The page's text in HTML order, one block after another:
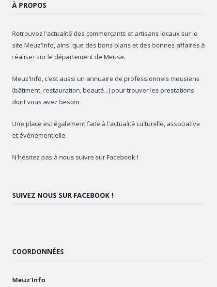
À PROPOS
Retrouvez l'actualité des commerçants et artisans locaux sur le
site Meuz'Info, ainsi que des bons plans et des bonnes affaires à
réaliser sur le département de Meuse.
Meuz'Info, c'est aussi un annuaire de professionnels meusiens
(bâtiment, restauration, beauté...) pour trouver les prestations
dont vous avez besoin.
Une place est également faite à l'actualité culturelle, associative
et évènementielle.
N'hésitez pas à nous suivre sur Facebook !
SUIVEZ NOUS SUR FACEBOOK !
COORDONNÉES
Meuz'Info